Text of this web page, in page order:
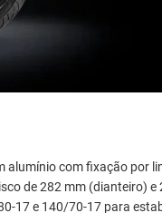
alumínio com fixação por
de 282 mm (dianteiro)
e 140/70‑17 para